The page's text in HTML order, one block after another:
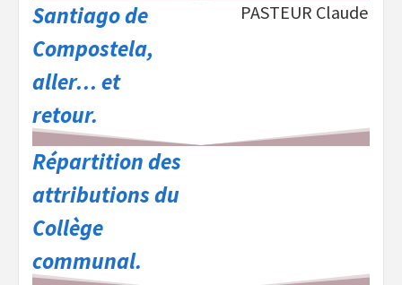
Santiago de
Compostela,
aller… et
retour.
PASTEUR Claude
Répartition des
attributions du
Collège
communal.